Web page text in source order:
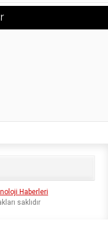
Haberleri
saklıdır